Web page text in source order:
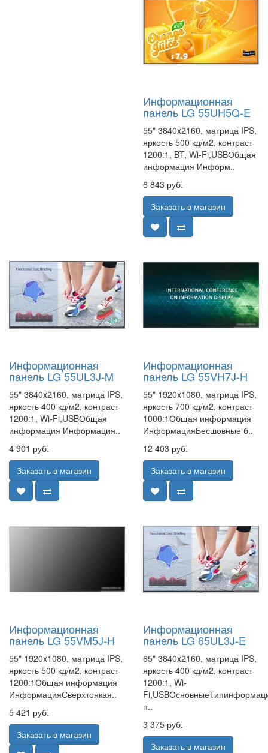
Информационная
панель LG 55UH5Q-E
55" 3840x2160, матрица IPS,
яркость 500 кд/м2, контраст
1200:1, BT, Wi-Fi,USBОбщая
информация Информ..
6 843 руб.
Заказать в магазин
Информационная
панель LG 55UL3J-M
55" 3840x2160, матрица IPS,
яркость 400 кд/м2, контраст
1200:1, Wi-Fi,USBОбщая
информация Информация..
4 901 руб.
Заказать в магазин
Информационная
панель LG 55VH7J-H
55" 1920x1080, матрица IPS,
яркость 700 кд/м2, контраст
1000:1Общая информация
ИнформацияБесшовные б..
12 403 руб.
Заказать в магазин
Информационная
панель LG 55VM5J-H
55" 1920x1080, матрица IPS,
яркость 500 кд/м2, контраст
1200:1Общая информация
ИнформацияСверхтонкая..
5 421 руб.
Заказать в магазин
Информационная
панель LG 65UL3J-E
65" 3840x2160, матрица IPS,
яркость 400 кд/м2, контраст
1200:1, Wi-
п..
3 375 руб.
Заказать в магазин